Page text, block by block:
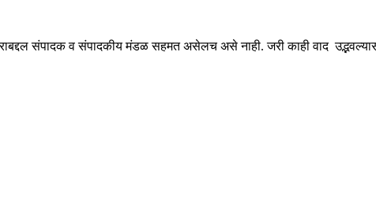
संपादक व संपादकीय मंडळ सहमत असेलच असे नाही. जरी काही वाद उद्भवल्यास